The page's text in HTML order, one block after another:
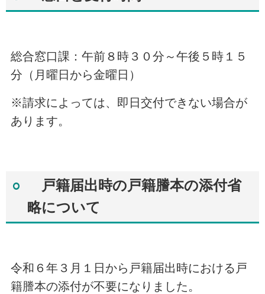
総合窓口課：午前８時３０分～午後５時１５
分（月曜日から金曜日）
※請求によっては、即日交付できない場合が
あります。
戸籍届出時の戸籍謄本の添付省
略について
令和６年３月１日から戸籍届出時における戸
籍謄本の添付が不要になりました。